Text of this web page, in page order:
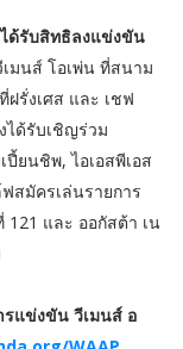
ด้รับสิทธิลงแข่งขัน
มนส์ โอเพ่น ที่สนาม
รั่งเศส และ เชฟ
ได้รับเชิญร่วม
ยนชิพ, ไอเอสพีเอส
สมัครเล่นรายการ
121 และ ออกัสต้า เน
รแข่งขัน วีเมนส์ อ